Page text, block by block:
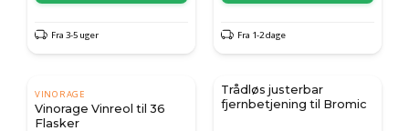
Fra 3-5 uger Fra 1-2 dage
VINORAGE
Vinorage Vinreol til 36
Flasker
Trådløs justerbar
fjernbetjening til Bromic